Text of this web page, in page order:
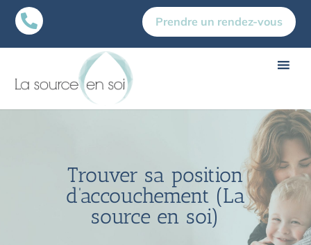
 Prendre un rendez-vous
Trouver sa position
d’accouchement (La
source en soi)